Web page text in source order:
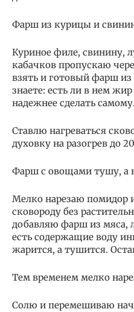
Фарш из курицы и
Куриное филе, свинину,
кабачков пропускаю
взять и готовый фарш
знаете: есть ли в нем
надежнее сделать самому.
Ставлю нагреваться
духовку на разогрев до
Фарш с овощами тушу, а
Мелко нарезаю помидор
сковороду без
добавляю фарш из мяса,
есть содержащие воду
жарится, а тушится.
Тем временем мелко
Солю и перемешиваю